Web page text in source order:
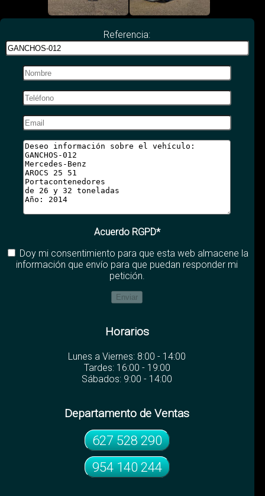
Referencia:
Acuerdo RGPD*
Doy mi consentimiento para que esta web almacene la
información que envío para que puedan responder mi
petición.
Horarios
Lunes a Viernes: 8:00 - 14:00
Tardes: 16:00 - 19:00
Sábados: 9:00 - 14:00
Departamento de Ventas
627 528 290
954 140 244